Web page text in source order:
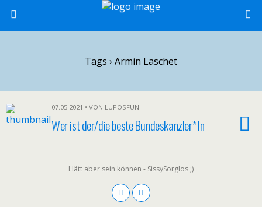
Tags › Armin Laschet
07.05.2021 • VON LUPOSFUN
Wer ist der/die beste Bundeskanzler*In
Hätt aber sein können - SissySorglos ;)